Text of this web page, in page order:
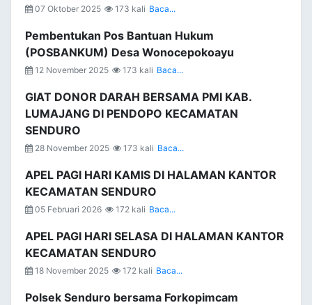
07 Oktober 2025 173 kali Baca...
Pembentukan Pos Bantuan Hukum
(POSBANKUM) Desa Wonocepokoayu
12 November 2025 173 kali Baca...
GIAT DONOR DARAH BERSAMA PMI KAB.
LUMAJANG DI PENDOPO KECAMATAN
SENDURO
28 November 2025 173 kali Baca...
APEL PAGI HARI KAMIS DI HALAMAN KANTOR
KECAMATAN SENDURO
05 Februari 2026 172 kali Baca...
APEL PAGI HARI SELASA DI HALAMAN KANTOR
KECAMATAN SENDURO
18 November 2025 172 kali Baca...
Polsek Senduro bersama Forkopimcam